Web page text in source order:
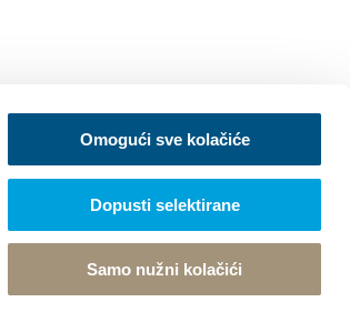
Omogući sve kolačiće
Dopusti selektirane
Samo nužni kolačići